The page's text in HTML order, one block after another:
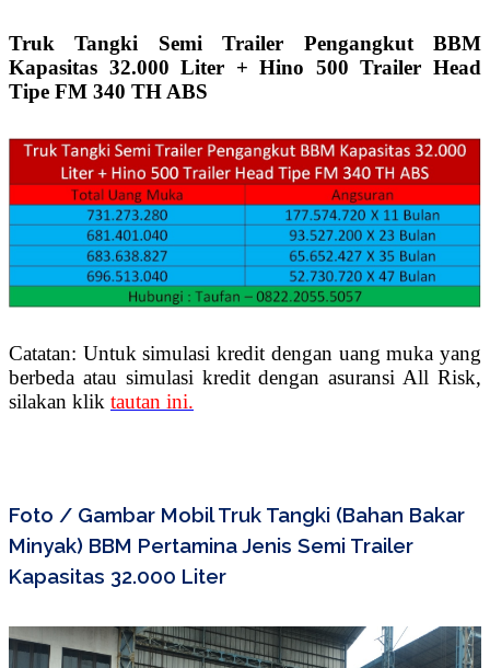
Truk Tangki Semi Trailer Pengangkut BBM
Kapasitas 32.000 Liter + Hino 500 Trailer Head
Tipe FM 340 TH ABS
Catatan: Untuk simulasi kredit dengan uang muka yang
berbeda atau simulasi kredit dengan asuransi All Risk,
silakan klik tautan ini.
Foto / Gambar Mobil Truk Tangki (Bahan Bakar
Minyak) BBM Pertamina Jenis Semi Trailer
Kapasitas 32.000 Liter